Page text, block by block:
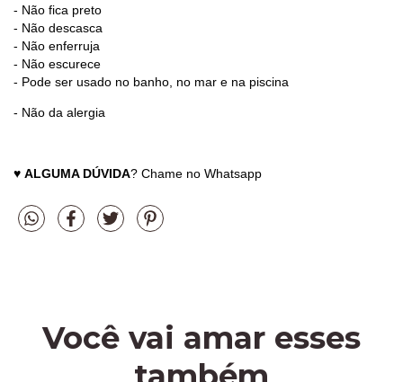
- Não fica preto
- Não descasca
- Não enferruja
- Não escurece
- Pode ser usado no banho, no mar e na piscina
- Não da alergia
♥ ALGUMA DÚVIDA? Chame no Whatsapp
Você vai amar esses